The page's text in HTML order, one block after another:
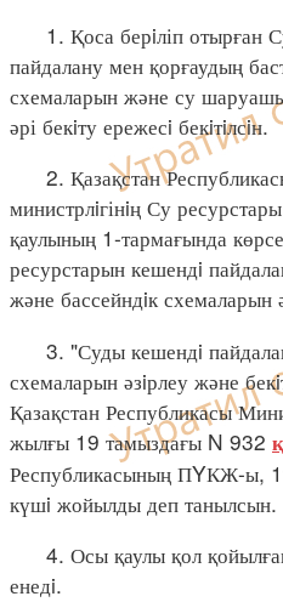
1. Қоса берiліп отырған
пайдалану мен қорғаудың
схемаларын және су
әрі бекiту ережесi бекiтiлсiн.
2. Қазақстан
министрлiгінiң Су
қаулының 1-тармағында
ресурстарын кешендi
және бассейндiк схемаларын
3. "Суды кешендi
схемаларын әзiрлеу және
Қазақстан Республикасы
жылғы 19 тамыздағы N 932
Республикасының ПYКЖ-ы,
күшi жойылды деп танылсын.
4. Осы қаулы қол
енедi.